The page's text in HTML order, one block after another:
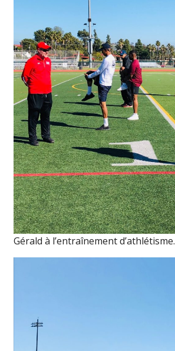
Gérald à l’entraînement d’athlétisme.